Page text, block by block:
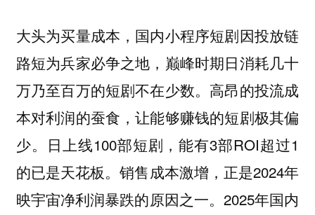
大头为买量成本，国内小程序短剧因投放链
路短为兵家必争之地，巅峰时期日消耗几十
万乃至百万的短剧不在少数。高昂的投流成
本对利润的蚕食，让能够赚钱的短剧极其偏
少。日上线100部短剧，能有3部ROI超过1
的已是天花板。销售成本激增，正是2024年
映宇宙净利润暴跌的原因之一。2025年国内